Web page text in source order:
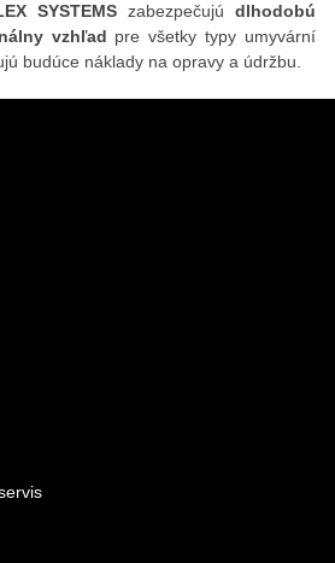
SYSTEMS zabezpečujú dlhodobú
vzhľad pre všetky typy umyvární
budúce náklady na opravy a údržbu.